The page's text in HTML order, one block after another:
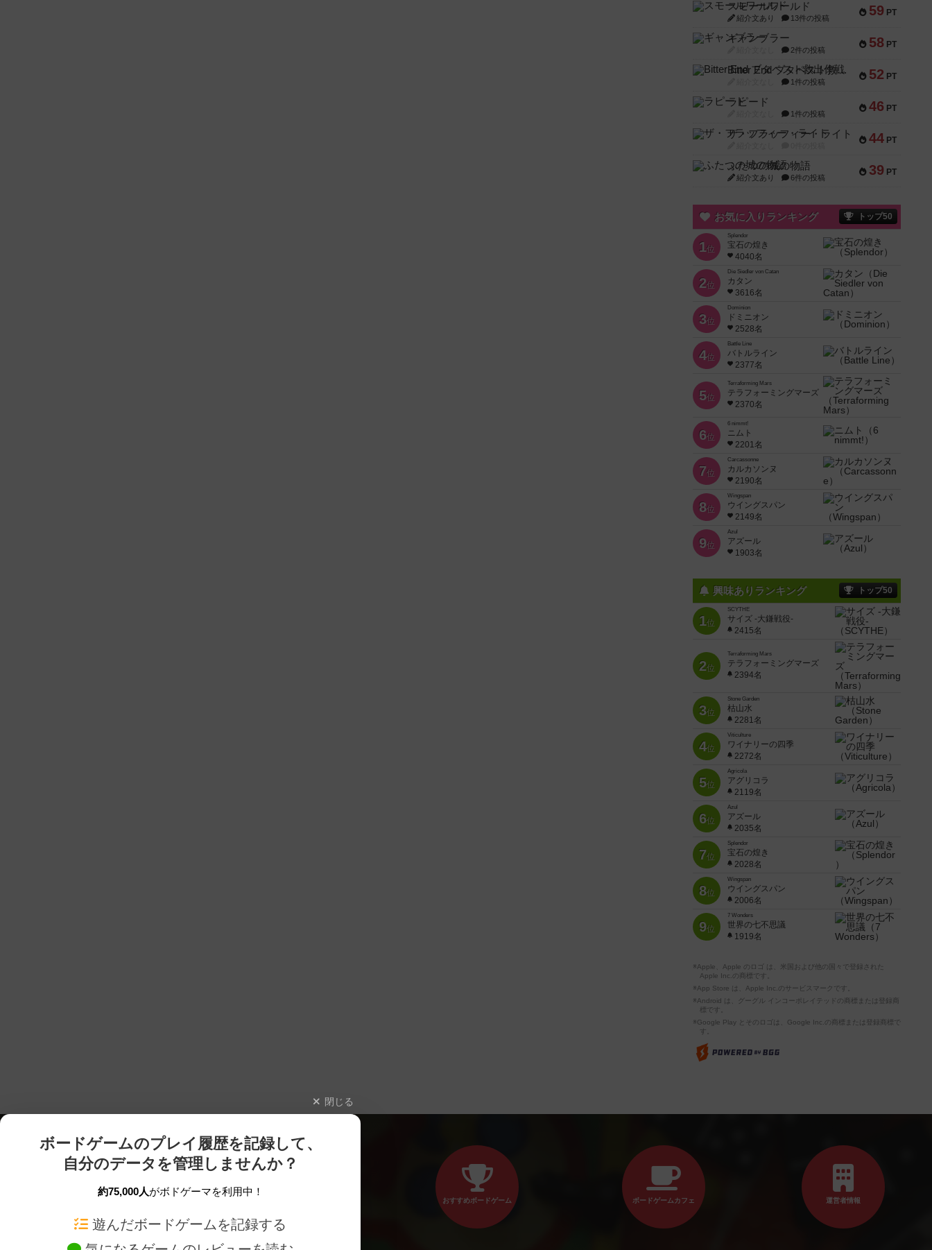
59 PT
スモールワールド
紹介文あり 13件の投稿
58 PT
ギャンブラー
2件の投稿
52 PT
Bitter End ブタペスト救出作戦
1件の投稿
46 PT
ラピード
1件の投稿
44 PT
ザ・フラッフィー・ライト
39 PT
ふたつの城の物語
紹介文あり 6件の投稿
お気に入りランキング トップ50
1位
Splendor
宝石の煌き
4040名
2位
Die Siedler von Catan
カタン
3616名
3位
Dominion
ドミニオン
2528名
4位
Battle Line
バトルライン
2377名
5位
Terraforming Mars
テラフォーミングマーズ
2370名
6位
6 nimmt!
ニムト
2201名
7位
Carcassonne
カルカソンヌ
2190名
8位
Wingspan
ウイングスパン
2149名
9位
Azul
アズール
1903名
興味ありランキング トップ50
1位
SCYTHE
サイズ -大鎌戦役-
2415名
2位
Terraforming Mars
テラフォーミングマーズ
2394名
3位
Stone Garden
枯山水
2281名
4位
Viticulture
ワイナリーの四季
2272名
5位
Agricola
アグリコラ
2119名
6位
Azul
アズール
2035名
7位
Splendor
宝石の煌き
2028名
8位
Wingspan
ウイングスパン
2006名
9位
7 Wonders
世界の七不思議
1919名
※Apple、Apple のロゴ は、米国および他の国々で登録された
Apple Inc.の商標です。
※App Store は、Apple Inc.のサービスマークです。
※Android は、グーグル インコーポレイテッドの商標または登録商
標です。
※Google Play とそのロゴは、Google Inc.の商標または登録商標で
す。
閉じる
ボードゲームのプレイ履歴を記録して、
自分のデータを管理しませんか？
約75,000人がボドゲーマを利用中！
遊んだボードゲームを記録する
おすすめボードゲーム ボードゲームカフェ 運営者情報